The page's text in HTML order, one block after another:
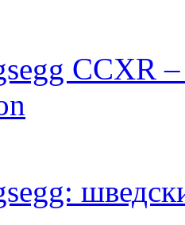
CCXR